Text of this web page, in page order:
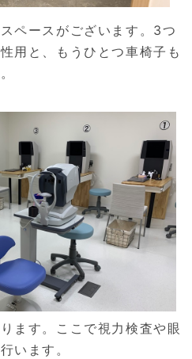
ペースがございます。3つ
用と、もうひとつ車椅子も
ます。ここで視力検査や眼
います。